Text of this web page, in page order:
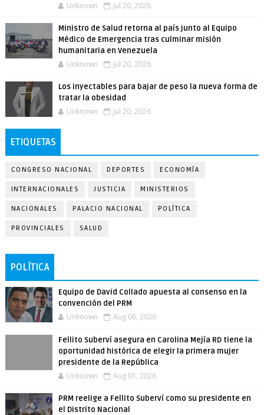
Unknown Jul 20, 2026
Ministro de Salud retorna al país junto al Equipo
Médico de Emergencia tras culminar misión
humanitaria en Venezuela
Unknown Jul 20, 2026
Los inyectables para bajar de peso la nueva forma de
tratar la obesidad
Unknown Jul 20, 2026
ETIQUETAS
CONGRESO NACIONAL DEPORTES ECONOMÍA
INTERNACIONALES JUSTICIA MINISTERIOS
NACIONALES PALACIO NACIONAL POLÍTICA
PROVINCIALES SALUD
POLÍTICA
Equipo de David Collado apuesta al consenso en la
convención del PRM
Unknown Aug 06, 2026
Fellito Suberví asegura en Carolina Mejía RD tiene la
oportunidad histórica de elegir la primera mujer
presidente de la República
Unknown Aug 01, 2026
PRM reelige a Fellito Suberví como su presidente en
el Distrito Nacional